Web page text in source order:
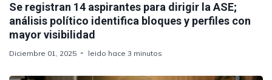
Se registran 14 aspirantes para dirigir la ASE;
análisis político identifica bloques y perfiles con
mayor visibilidad
Diciembre 01, 2025 leido hace 3 minutos